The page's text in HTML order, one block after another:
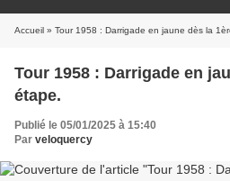
Accueil » Tour 1958 : Darrigade en jaune dès la
Tour 1958 : Darrigade en
étape.
Publié le 05/01/2025 à 15:40
Par veloquercy